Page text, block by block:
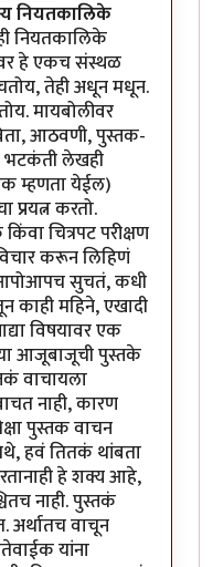
नियतकालिके
नियतकालिके
हे एकच संस्थळ
तेही अधून मधून.
मायबोलीवर
आठवणी, पुस्तक-
भटकंती लेखही
म्हणता येईल)
करतो.
चित्रपट परीक्षण
करून लिहिणं
सुचतं, कधी
काही महिने, एखादी
विषयावर एक
आजूबाजूची पुस्तके
वाचायला
नाही, कारण
पुस्तक वाचन
हवं तितकं थांबता
हे शक्य आहे,
नाही. पुस्तकं
वाचून
यांना